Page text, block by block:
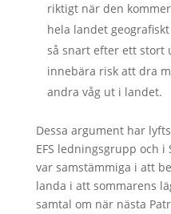
riktigt när den
hela landet
så snart efter ett stort
innebära risk att dra
andra våg ut i landet.
Dessa argument har
EFS ledningsgrupp och
var samstämmiga i att
landa i att sommarens
samtal om när nästa